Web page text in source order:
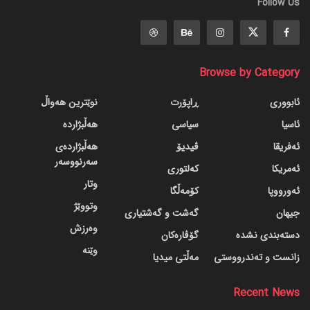
Browse by Category
ئابووری
ئاسیا
ئەفریقا
ئەمریکا
ئەورووپا
جیهان
دسته‌بندی نشده
زانست و تەندرووستی
ڕاپۆرت
سیاسی
ڤیدیۆ
کەلتوری
کۆمەڵگا
گه‌شت و گه‌شتیاری
گۆڤاره‌کان
مەڵتی میدیا
نوێترین هەواڵ
هەڵبژاردە
هەڵبژاردەی
سەرنووسەر
وتار
وتووێژ
وەرزش
وێنە
Recent News